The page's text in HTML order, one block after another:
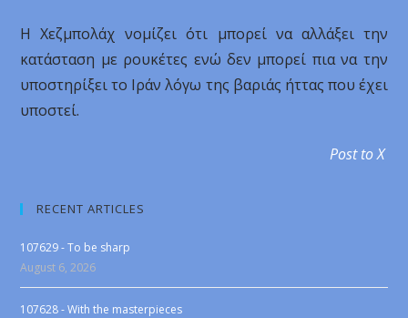
Η Χεζμπολάχ νομίζει ότι μπορεί να αλλάξει την
κατάσταση με ρουκέτες ενώ δεν μπορεί πια να την
υποστηρίξει το Ιράν λόγω της βαριάς ήττας που έχει
υποστεί.
Post to X
RECENT ARTICLES
107629 - To be sharp
August 6, 2026
107628 - With the masterpieces